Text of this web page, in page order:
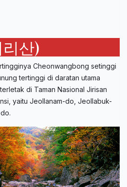
산)
Cheonwangbong setinggi
tertinggi di daratan utama
di Taman Nasional Jirisan
yaitu Jeollanam-do, Jeollabuk-